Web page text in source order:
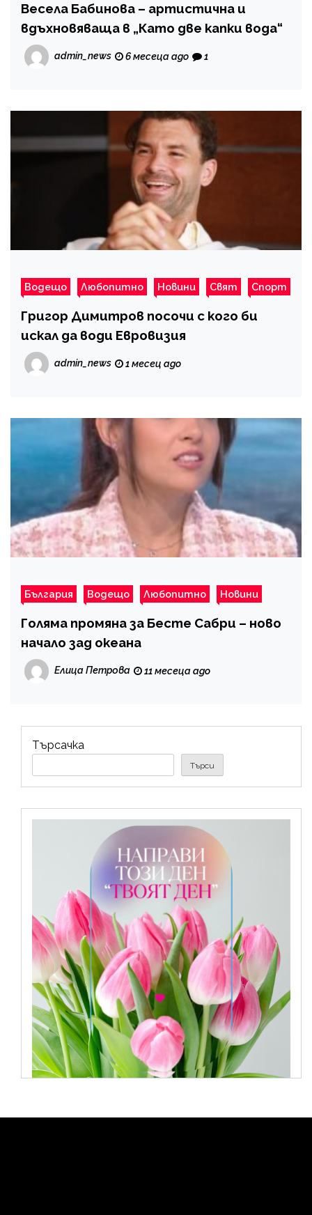
Весела Бабинова – артистична и
вдъхновяваща в „Като две капки вода“
admin_news 6 месеца ago 1
Водещо Любопитно Новини Свят Спорт
Григор Димитров посочи с кого би
искал да води Евровизия
admin_news 1 месец ago
България Водещо Любопитно Новини
Голяма промяна за Бесте Сабри – ново
начало зад океана
Елица Петрова 11 месеца ago
Търсачка
Търси